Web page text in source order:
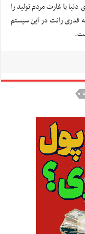
با غارت مردم تولید را
قدری رانت در این سیستم